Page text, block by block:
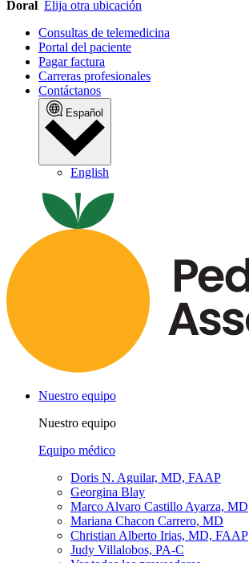
Doral Elija otra ubicación
Consultas de telemedicina
Portal del paciente
Pagar factura
Carreras profesionales
Contáctanos
Español
English
Nuestro equipo
Nuestro equipo
Equipo médico
Doris N. Aguilar, MD, FAAP
Georgina Blay
Marco Alvaro Castillo Ayarza, MD
Mariana Chacon Carrero, MD
Christian Alberto Irias, MD, FAAP
Judy Villalobos, PA-C